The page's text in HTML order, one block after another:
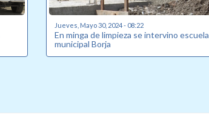
Jueves, Mayo 30, 2024 - 08:22
En minga de limpieza se intervino escuela
municipal Borja